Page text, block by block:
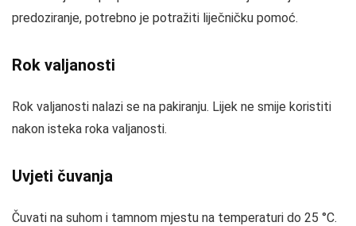
predoziranje, potrebno je potražiti liječničku pomoć.
Rok valjanosti
Rok valjanosti nalazi se na pakiranju. Lijek ne smije koristiti
nakon isteka roka valjanosti.
Uvjeti čuvanja
Čuvati na suhom i tamnom mjestu na temperaturi do 25 °C.